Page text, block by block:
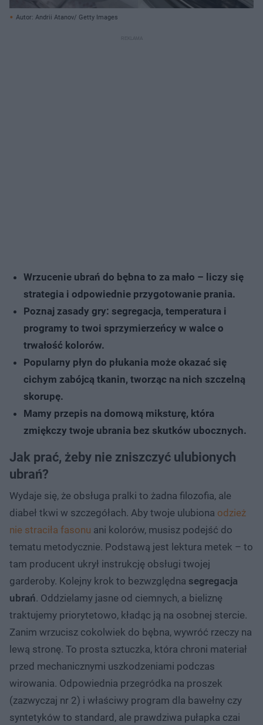
Autor: Andrii Atanov/ Getty Images
Wrzucenie ubrań do bębna to za mało – liczy się
strategia i odpowiednie przygotowanie prania.
Poznaj zasady gry: segregacja, temperatura i
programy to twoi sprzymierzeńcy w walce o
trwałość kolorów.
Popularny płyn do płukania może okazać się
cichym zabójcą tkanin, tworząc na nich szczelną
skorupę.
Mamy przepis na domową miksturę, która
zmiękczy twoje ubrania bez skutków ubocznych.
Jak prać, żeby nie zniszczyć ulubionych
ubrań?
Wydaje się, że obsługa pralki to żadna filozofia, ale
diabeł tkwi w szczegółach. Aby twoje ulubiona odzież
nie straciła fasonu ani kolorów, musisz podejść do
tematu metodycznie. Podstawą jest lektura metek – to
tam producent ukrył instrukcję obsługi twojej
garderoby. Kolejny krok to bezwzględna segregacja
ubrań. Oddzielamy jasne od ciemnych, a bieliznę
traktujemy priorytetowo, kładąc ją na osobnej stercie.
Zanim wrzucisz cokolwiek do bębna, wywróć rzeczy na
lewą stronę. To prosta sztuczka, która chroni materiał
przed mechanicznymi uszkodzeniami podczas
wirowania. Odpowiednia przegródka na proszek
(zazwyczaj nr 2) i właściwy program dla bawełny czy
syntetyków to standard, ale prawdziwa pułapka czai